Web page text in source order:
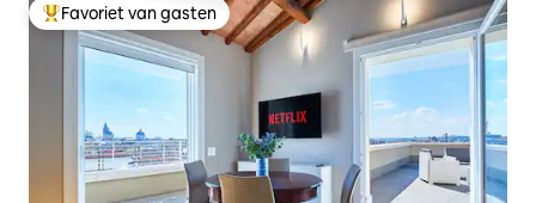
Topfavoriet van gasten
Favoriet van gasten